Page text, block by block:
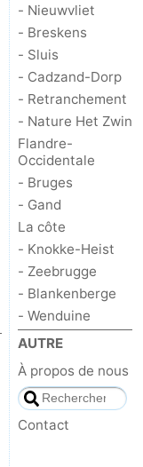
- Nieuwvliet
- Breskens
- Sluis
- Cadzand-Dorp
- Retranchement
- Nature Het Zwin
Flandre-
Occidentale
- Bruges
- Gand
La côte
- Knokke-Heist
- Zeebrugge
- Blankenberge
- Wenduine
AUTRE
À propos de nous
Contact